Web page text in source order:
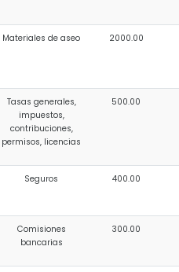
Materiales de aseo 2000.00
Tasas generales,
impuestos,
contribuciones,
permisos, licencias
500.00
Seguros 400.00
Comisiones
bancarias
300.00